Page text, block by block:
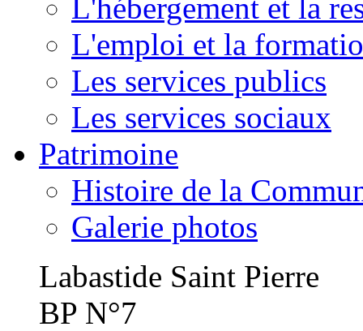
L'hébergement et la
L'emploi et la
Les services publics
Les services sociaux
Patrimoine
Histoire de la
Galerie photos
Labastide Saint Pierre
BP N°7